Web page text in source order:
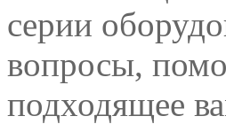
серии
вопросы,
подходящее